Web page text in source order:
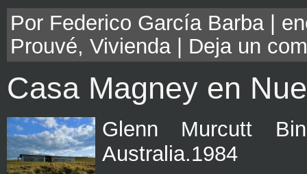
Por Federico García Barba |
Prouvé, Vivienda| Deja un
Casa Magney en
Glenn Murcutt
Australia.1984